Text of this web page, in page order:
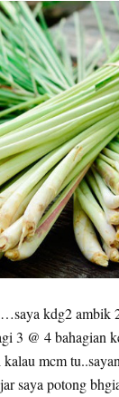
kdg2 ambik
3 @ 4 bahagian
mcm
saya potong